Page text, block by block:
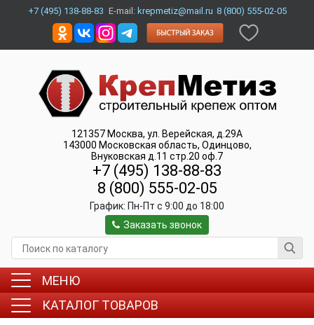
+7 (495) 138-88-83 E-mail: krepmetiz@mail.ru 8 (800) 555-02-05
121357 Москва, ул. Верейская, д.29А
143000 Московская область, Одинцово,
Внуковская д.11 стр.20 оф.7
+7 (495) 138-88-83
8 (800) 555-02-05
График: Пн-Пт c 9:00 до 18:00
Заказать звонок
МЕНЮ
КАТАЛОГ ТОВАРОВ